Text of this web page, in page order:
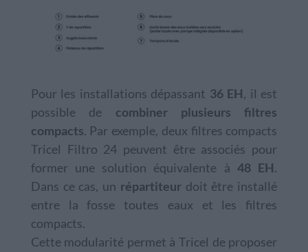
Pour les installations dépassant 36 EH, il est
possible de combiner plusieurs filtres
compacts. Par exemple, deux filtres compacts
Tricel Filtro 24 peuvent être associés pour
former une solution équivalente à 48 EH.
Dans ce cas, un répartiteurdoit être installé
entre la fosse toutes eaux et les filtres
compacts.
Cette modularité permet à Tricel de proposer